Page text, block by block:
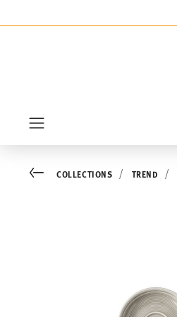
Go backCOLLECTIONS TREND